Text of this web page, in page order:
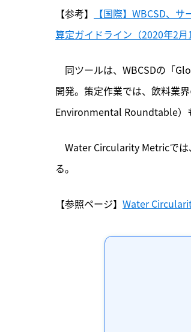
【参考】
【国際】WBCSD、
算定ガイドライン（2020年2月
同ツールは、WBCSDの「
開発。策定作業では、飲料業
Environmental Roundtable）
Water Circularity Metricでは
る。
【参照ページ】 Water